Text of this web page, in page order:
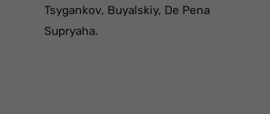
Tsygankov, Buyalskiy, De Pena
Supryaha.